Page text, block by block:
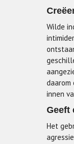
Wilde
daarom
innen
Geeft
Het